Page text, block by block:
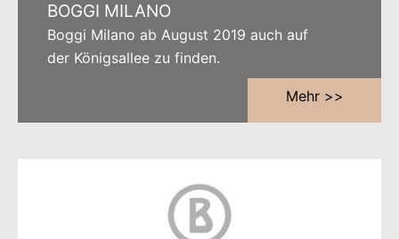
BOGGI MILANO
Boggi Milano ab August 2019 auch auf
der Königsallee zu finden.
Mehr >>